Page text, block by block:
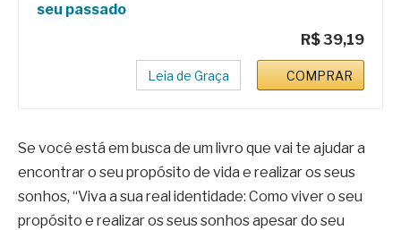
seu passado
R$ 39,19
Leia de Graça COMPRAR
Se você está em busca de um livro que vai te ajudar a
encontrar o seu propósito de vida e realizar os seus
sonhos, “Viva a sua real identidade: Como viver o seu
propósito e realizar os seus sonhos apesar do seu